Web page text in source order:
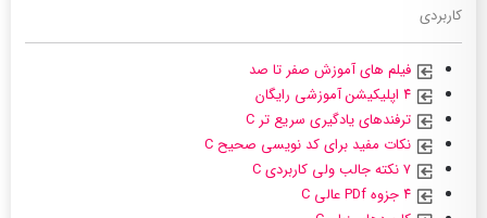
کاربردی
فیلم های آموزش صفر تا صد
۴ اپلیکیشن آموزشی رایگان
ترفندهای یادگیری سریع تر C
نکات مفید برای کد نویسی صحیح C
۴ جزوه PDf عالی C